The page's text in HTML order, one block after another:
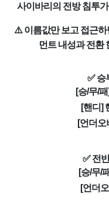
사이바리의 전방 침투
⚠️ 이름값만 보고 접근하
먼트 내성과 전환
✅ 승
[승/무/패
[핸디]
[언더오
✅ 전
[승/무/
[언더